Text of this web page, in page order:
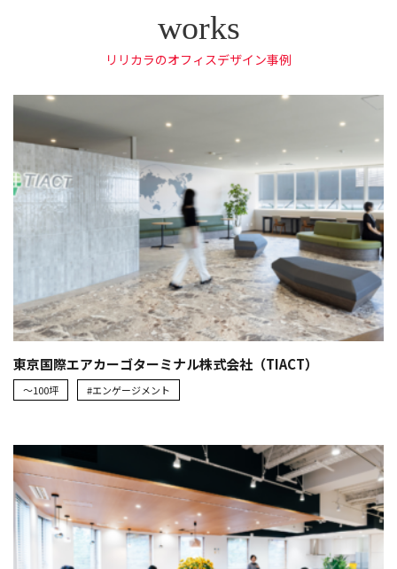
リリカラのオフィスデザイン事例
東京国際エアカーゴターミナル株式会社（TIACT）
～100坪 #エンゲージメント